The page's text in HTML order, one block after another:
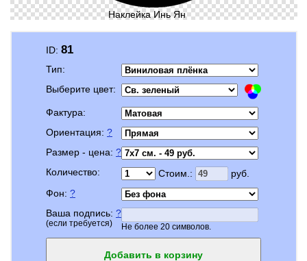
Наклейка Инь Ян
ID: 81
Тип:
Выберите цвет:
Фактура:
Ориентация: ?
Размер - цена: ?
Количество:
Стоим.:
руб.
Фон: ?
Ваша подпись: ?
(если требуется) Не более 20 символов.
Добавить в корзину